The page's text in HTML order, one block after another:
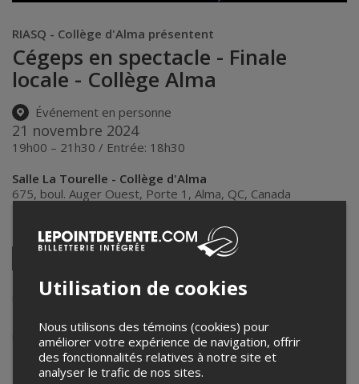
RIASQ - Collège d'Alma présentent
Cégeps en spectacle - Finale
locale - Collège Alma
Événement en personne
21 novembre 2024
19h00 – 21h30 / Entrée: 18h30
Salle La Tourelle - Collège d'Alma
675, boul. Auger Ouest, Porte 1 , Alma, QC, Canada
Partagez cet événement
Twitter
par
courriel
Lepointdevente.com agit à titre de mandataire pour
en ligne et la vente de billets pour ses événements.
Pour plus d’information à propos de cet événement, veuillez
contacter l’organisateur de l’événement, Corporation des services
aux étudiants - Collège d'Alma, à
activitesetevenements@collegealma.ca
Utilisation de cookies
Nous utilisons des témoins (cookies) pour
améliorer votre expérience de navigation, offrir
des fonctionnalités relatives à notre site et
analyser le trafic de nos sites.